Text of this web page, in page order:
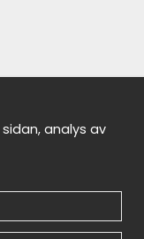
analys av